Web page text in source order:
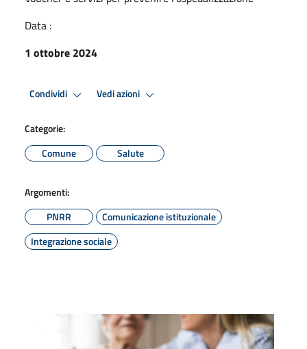
Data :
1 ottobre 2024
Condividi Vedi azioni
Categorie:
Comune
Salute
Argomenti:
PNRR
Comunicazione istituzionale
Integrazione sociale